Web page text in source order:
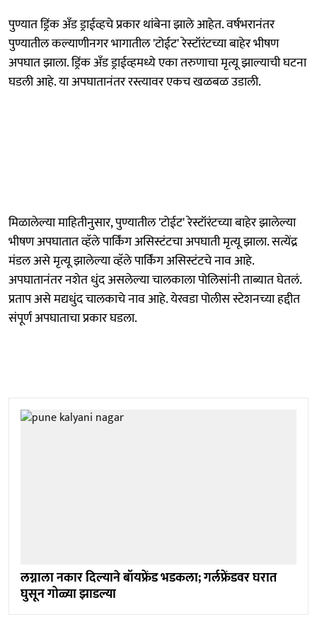
पुण्यात ड्रिंक अँड ड्राईव्हचे प्रकार थांबेना झाले आहेत. वर्षभरानंतर
पुण्यातील कल्याणीनगर भागातील 'टोईट' रेस्टॉरंटच्या बाहेर भीषण
अपघात झाला. ड्रिंक अँड ड्राईव्हमध्ये एका तरुणाचा मृत्यू झाल्याची घटना
घडली आहे. या अपघातानंतर रस्त्यावर एकच खळबळ उडाली.
मिळालेल्या माहितीनुसार, पुण्यातील 'टोईट' रेस्टॉरंटच्या बाहेर झालेल्या
भीषण अपघातात व्हॅले पार्किंग असिस्टंटचा अपघाती मृत्यू झाला. सत्येंद्र
मंडल असे मृत्यू झालेल्या व्हॅले पार्किंग असिस्टंटचे नाव आहे.
अपघातानंतर नशेत धुंद असलेल्या चालकाला पोलिसांनी ताब्यात घेतलं.
प्रताप असे मद्यधुंद चालकाचे नाव आहे. येरवडा पोलीस स्टेशनच्या हद्दीत
संपूर्ण अपघाताचा प्रकार घडला.
लग्नाला नकार दिल्याने बॉयफ्रेंड भडकला; गर्लफ्रेंडवर घरात
घुसून गोळ्या झाडल्या